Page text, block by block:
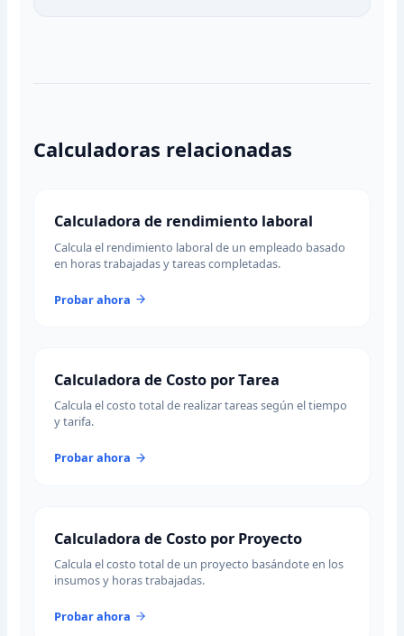
Calculadoras relacionadas
Calculadora de rendimiento laboral
Calcula el rendimiento laboral de un empleado basado
en horas trabajadas y tareas completadas.
Probar ahora
Calculadora de Costo por Tarea
Calcula el costo total de realizar tareas según el tiempo
y tarifa.
Probar ahora
Calculadora de Costo por Proyecto
Calcula el costo total de un proyecto basándote en los
insumos y horas trabajadas.
Probar ahora